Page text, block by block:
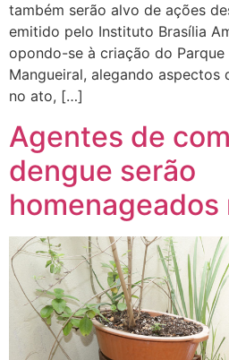
também serão alvo de ações
emitido pelo Instituto Brasília
opondo-se à criação do
Mangueiral, alegando
no ato, […]
Agentes de
dengue serão
homenageados